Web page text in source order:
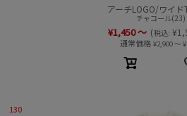
アーチLOGO/ワイド
チャコール(23)
¥1,450～ (税込: ¥
通常価格 ¥2,900～ ¥
130